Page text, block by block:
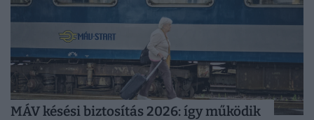
MÁV késési biztosítás 2026: így működik